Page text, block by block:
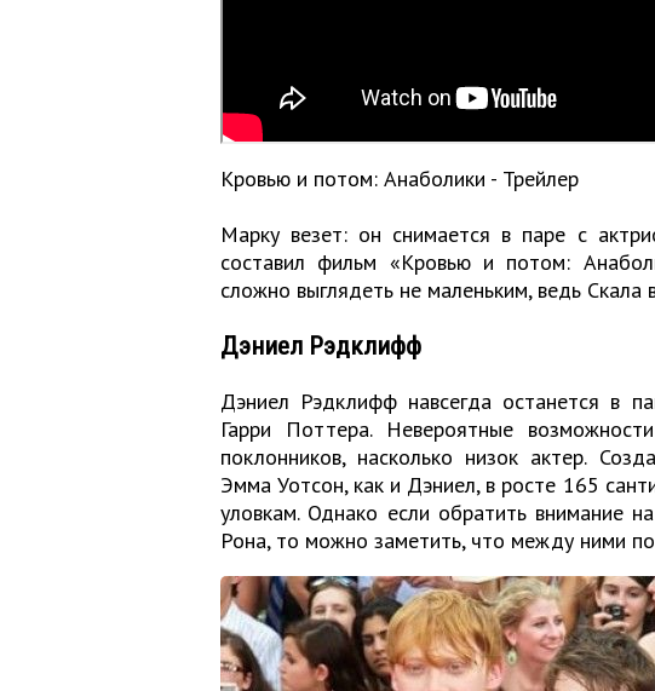
Кровью и потом: Анаболики - Трейлер
Марку везет: он снимается в паре с
составил фильм «Кровью и потом:
сложно выглядеть не маленьким, ведь Скала
Дэниел Рэдклифф
Дэниел Рэдклифф навсегда останется в
Гарри Поттера. Невероятные
поклонников, насколько низок актер.
Эмма Уотсон, как и Дэниел, в росте 165
уловкам. Однако если обратить внимание
Рона, то можно заметить, что между ними